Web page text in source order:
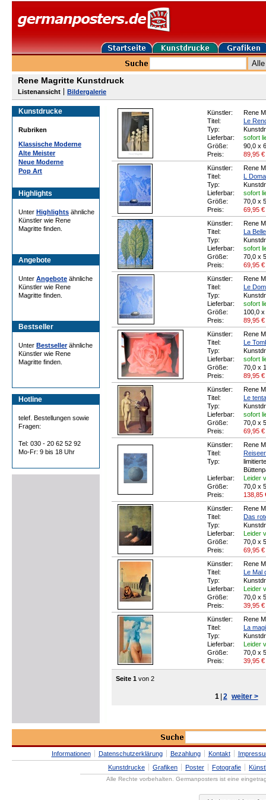
Rene Magritte Kunstdruck
Listenansicht Bildergalerie
Kunstdrucke
Rubriken
Klassische Moderne
Alte Meister
Neue Moderne
Pop Art
Highlights
Unter Highlights ähnliche
Künstler wie Rene
Magritte finden.
Angebote
Unter Angebote ähnliche
Künstler wie Rene
Magritte finden.
Bestseller
Unter Bestsellerähnliche
Künstler wie Rene
Magritte finden.
Hotline
telef. Bestellungen sowie
Fragen:
Tel: 030 - 20 62 52 92
Mo-Fr: 9 bis 18 Uhr
Künstler:
Rene
Titel:
Le
Typ:
Lieferbar:
sofort
Größe:
90,0 x
Preis:
89,95 €
Künstler:
Rene
Titel:
L
Typ:
Lieferbar:
sofort
Größe:
70,0 x
Preis:
69,95 €
Künstler:
Rene
Titel:
La
Typ:
Lieferbar:
sofort
Größe:
70,0 x
Preis:
69,95 €
Künstler:
Rene
Titel:
Le
Typ:
Lieferbar:
sofort
Größe:
100,0
Preis:
89,95 €
Künstler:
Rene
Titel:
Le
Typ:
Lieferbar:
sofort
Größe:
70,0 x
Preis:
89,95 €
Künstler:
Rene
Titel:
Le
Typ:
Lieferbar:
sofort
Größe:
70,0 x
Preis:
69,95 €
Künstler:
Rene
Titel:
Typ:
Lieferbar:
Leider
Größe:
70,0 x
Preis:
138,85
Künstler:
Rene
Titel:
Das
Typ:
Lieferbar:
Leider
Größe:
70,0 x
Preis:
69,95 €
Künstler:
Rene
Titel:
Le Mal
Typ:
Lieferbar:
Leider
Größe:
70,0 x
Preis:
39,95 €
Künstler:
Rene
Titel:
La
Typ:
Lieferbar:
Leider
Größe:
70,0 x
Preis:
39,95 €
Seite 1 von 2
1 2 weiter >
Informationen Datenschutzerklärung Bezahlung Kontakt
Kunstdrucke
Grafiken Poster Fotografie
Alle Rechte vorbehalten. Germanposters ist eine